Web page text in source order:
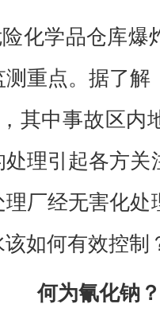
化学品仓库爆
重点。据了解
其中事故区内
理引起各方关
厂经无害化处
如何有效控制
何为氰化钠？